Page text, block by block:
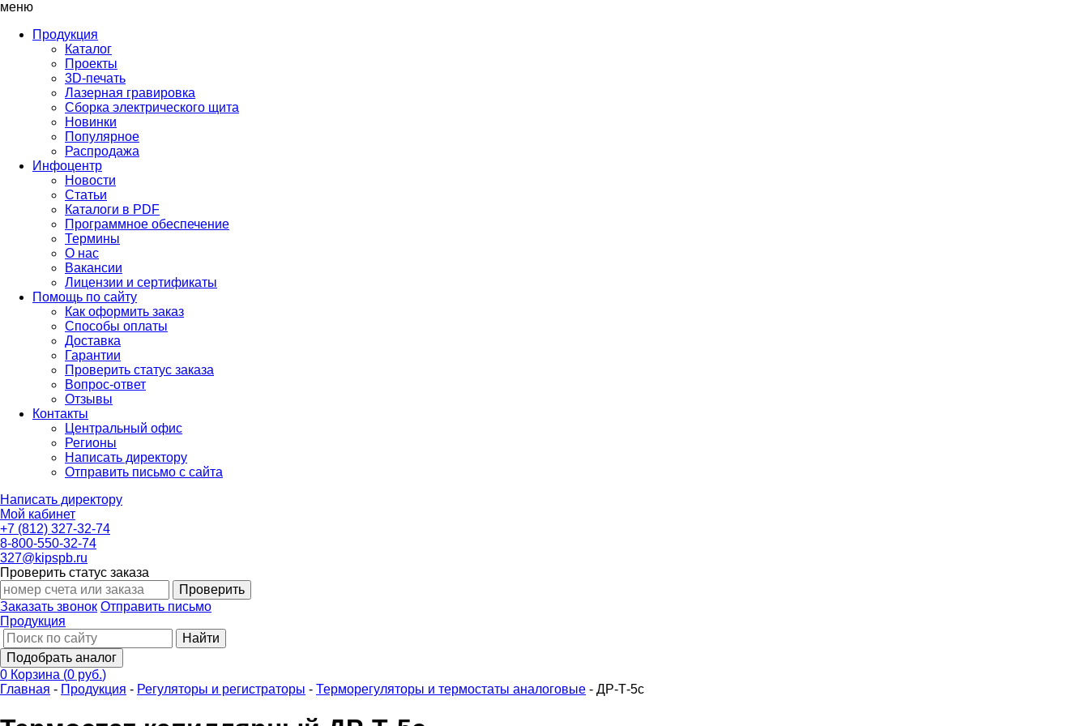
меню
Продукция
Каталог
Проекты
3D-печать
Лазерная гравировка
Сборка электрического щита
Новинки
Популярное
Распродажа
Инфоцентр
Новости
Статьи
Каталоги в PDF
Программное обеспечение
Термины
О нас
Вакансии
Лицензии и сертификаты
Помощь по сайту
Как оформить заказ
Способы оплаты
Доставка
Гарантии
Проверить статус заказа
Вопрос-ответ
Отзывы
Контакты
Центральный офис
Регионы
Написать директору
Отправить письмо с сайта
Написать директору
Мой кабинет
+7 (812) 327-32-74
8-800-550-32-74
327@kipspb.ru
Проверить статус заказа
Проверить
Заказать звонок Отправить письмо
Продукция
Найти
Подобрать аналог
0 Корзина (0 руб.)
Главная - Продукция - Регуляторы и регистраторы - Терморегуляторы и термостаты аналоговые - ДР-Т-5с